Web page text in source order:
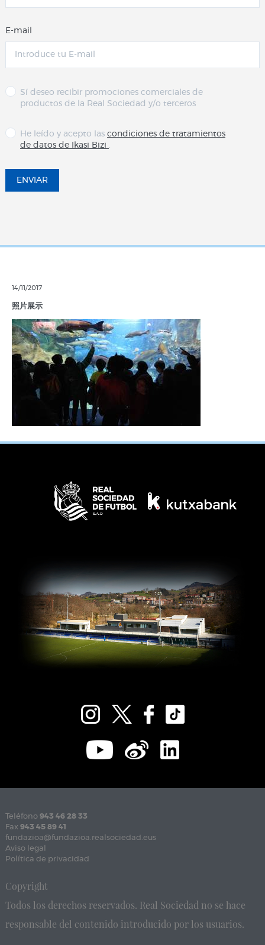
E-mail
Sí deseo recibir promociones comerciales de
productos de la Real Sociedad y/o terceros
He leído y acepto las condiciones de tratamientos
de datos de Ikasi Bizi
ENVIAR
14/11/2017
照片展示
Teléfono 943 46 28 33
Fax 943 45 89 41
fundazioa@fundazioa.realsociedad.eus
Aviso legal
Política de privacidad
Copyright
Todos los derechos reservados. Real Sociedad no se hace
responsable del contenido introducido por los usuarios.